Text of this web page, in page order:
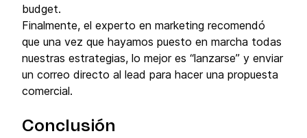
budget.
Finalmente, el experto en marketing recomendó
que una vez que hayamos puesto en marcha todas
nuestras estrategias, lo mejor es “lanzarse” y enviar
un correo directo al lead para hacer una propuesta
comercial.
Conclusión